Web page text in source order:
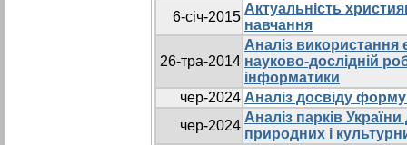
6-січ-2015
Актуальність
навчання
26-тра-2014
Аналіз використання
науково-дослідній
інформатики
чер-2024 Аналіз досвіду
чер-2024
Аналіз парків
природних і